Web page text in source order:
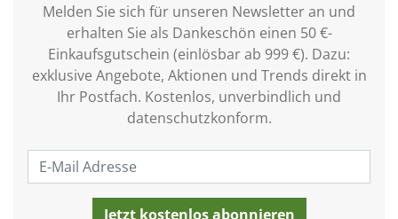
Melden Sie sich für unseren Newsletter an und
erhalten Sie als Dankeschön einen 50 €-
Einkaufsgutschein (einlösbar ab 999 €). Dazu:
exklusive Angebote, Aktionen und Trends direkt in
Ihr Postfach. Kostenlos, unverbindlich und
datenschutzkonform.